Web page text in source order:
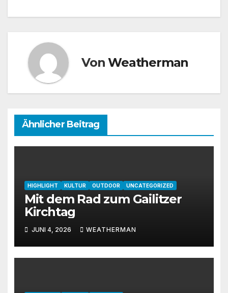
VonWeatherman
Ähnlicher Beitrag
HIGHLIGHT KULTUR OUTDOOR UNCATEGORIZED
Mit dem Rad zum Gailitzer
Kirchtag
JUNI 4, 2026 WEATHERMAN